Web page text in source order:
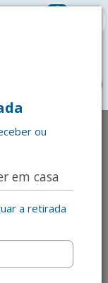
0
ou
em casa
a retirada